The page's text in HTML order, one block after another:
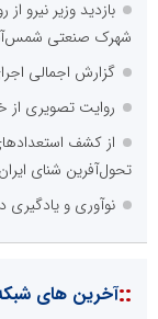
بازدید وزیر نیرو
شهرک صنعتی
گزارش اجمالی اجرای طرح
روایت تصویری
از کشف
تحول‌آفرین شنای
نوآوری و
::آخرین های شبکه